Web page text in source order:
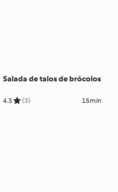
Salada de talos de brócolos
4.3 (3) 15min